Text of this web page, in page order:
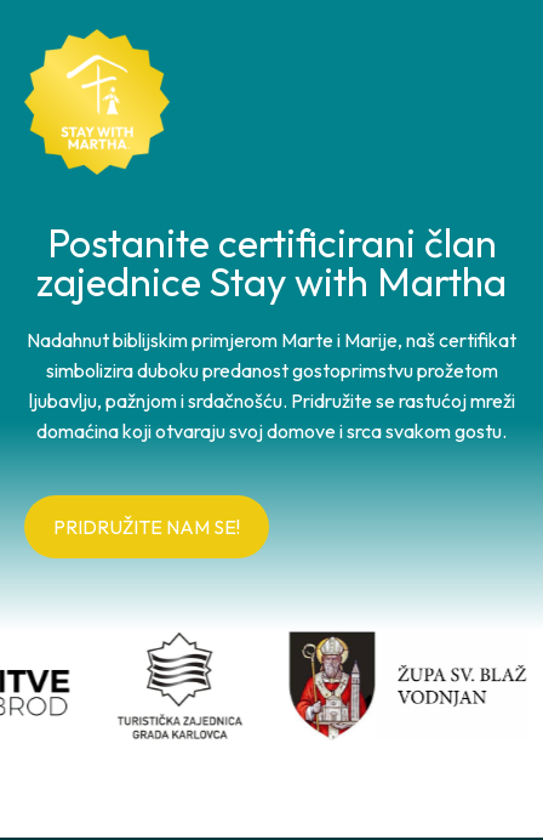
Postanite certificirani član
zajednice Stay with Martha
Nadahnut biblijskim primjerom Marte i Marije, naš certifikat
simbolizira duboku predanost gostoprimstvu prožetom
ljubavlju, pažnjom i srdačnošću. Pridružite se rastućoj mreži
domaćina koji otvaraju svoj domove i srca svakom gostu.
PRIDRUŽITE NAM SE!